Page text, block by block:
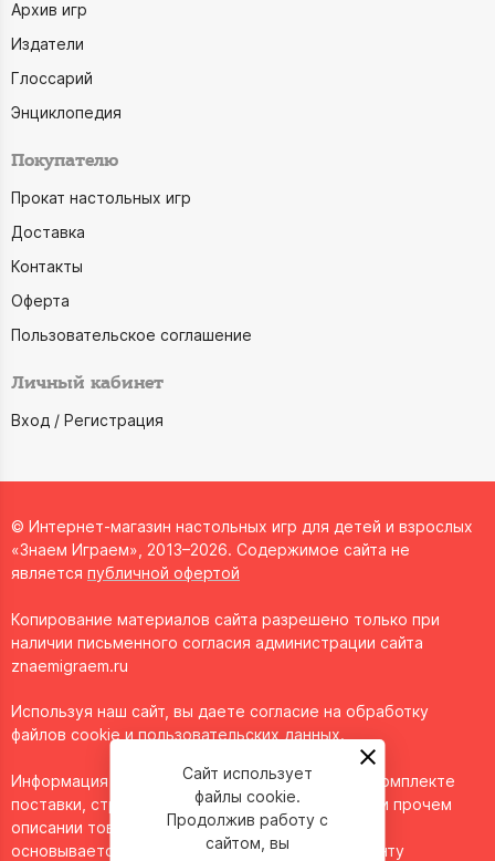
Архив игр
Издатели
Глоссарий
Энциклопедия
Покупателю
Прокат настольных игр
Доставка
Контакты
Оферта
Пользовательское соглашение
Личный кабинет
Вход / Регистрация
© Интернет-магазин настольных игр для детей и взрослых
«Знаем Играем», 2013–2026. Содержимое сайта не
является публичной офертой
Копирование материалов сайта разрешено только при
наличии письменного согласия администрации сайта
znaemigraem.ru
Используя наш сайт, вы даете согласие на обработку
файлов cookie и пользовательских данных.
Информация о технических характеристиках, комплекте
поставки, стране изготовления, внешнем виде и прочем
описании товара носит справочный характер и
основывается на последних доступных к моменту
Сайт использует
файлы cookie.
Продолжив работу с
сайтом, вы